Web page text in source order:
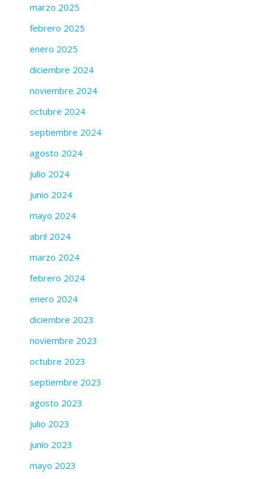
marzo 2025
febrero 2025
enero 2025
diciembre 2024
noviembre 2024
octubre 2024
septiembre 2024
agosto 2024
julio 2024
junio 2024
mayo 2024
abril 2024
marzo 2024
febrero 2024
enero 2024
diciembre 2023
noviembre 2023
octubre 2023
septiembre 2023
agosto 2023
julio 2023
junio 2023
mayo 2023